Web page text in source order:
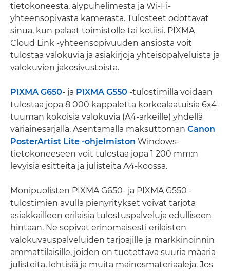
tietokoneesta, älypuhelimesta ja Wi-Fi-
yhteensopivasta kamerasta. Tulosteet odottavat
sinua, kun palaat toimistolle tai kotiisi. PIXMA
Cloud Link -yhteensopivuuden ansiosta voit
tulostaa valokuvia ja asiakirjoja yhteisöpalveluista ja
valokuvien jakosivustoista.
PIXMA G650- ja PIXMA G550 -tulostimilla voidaan
tulostaa jopa 8 000 kappaletta korkealaatuisia 6x4-
tuuman kokoisia valokuvia (A4-arkeille) yhdellä
väriainesarjalla. Asentamalla maksuttoman Canon
PosterArtist Lite -ohjelmiston Windows-
tietokoneeseen voit tulostaa jopa 1 200 mm:n
levyisiä esitteitä ja julisteita A4-koossa.
Monipuolisten PIXMA G650- ja PIXMA G550 -
tulostimien avulla pienyritykset voivat tarjota
asiakkailleen erilaisia tulostuspalveluja edulliseen
hintaan. Ne sopivat erinomaisesti erilaisten
valokuvauspalveluiden tarjoajille ja markkinoinnin
ammattilaisille, joiden on tuotettava suuria määriä
julisteita, lehtisiä ja muita mainosmateriaaleja. Jos